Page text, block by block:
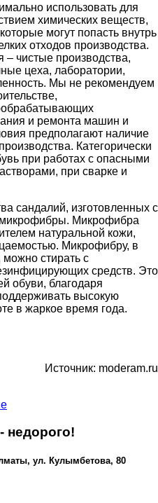
использовать для
химических веществ,
могут попасть внутрь
отходов производства.
чистые производства,
цеха, лаборатории,
Мы не рекомендуем
и ремонта машин и
предполагают наличие
Категорически
при работах с опасными
при сварке и
сандалий, изготовленных с
Микрофибра
натуральной кожи,
Микрофибру, в
можно стирать с
средств. Это
обуви, благодаря
высокую
в жаркое время года.
Источник: moderam.ru
недорого!
ул. Кулымбетова, 80